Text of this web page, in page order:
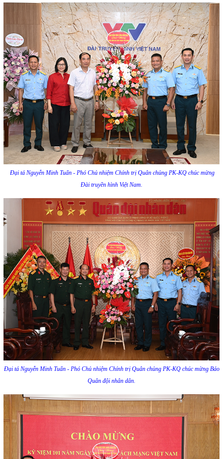
Đại tá Nguyễn Minh Tuấn - Phó Chủ nhiệm Chính trị Quân chủng PK-KQ chúc mừng
Đài truyền hình Việt Nam.
Đại tá Nguyễn Minh Tuấn - Phó Chủ nhiệm Chính trị Quân chủng PK-KQ chúc mừng Báo
Quân đội nhân dân.